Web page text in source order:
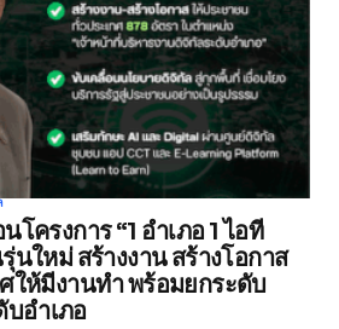
โครงการ “1 อำเภอ 1 ไอที
ใหม่ สร้างงาน สร้างโอกาส
ให้มีงานทำ พร้อมยกระดับ
อำเภอ